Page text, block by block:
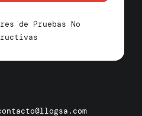
de Pruebas No